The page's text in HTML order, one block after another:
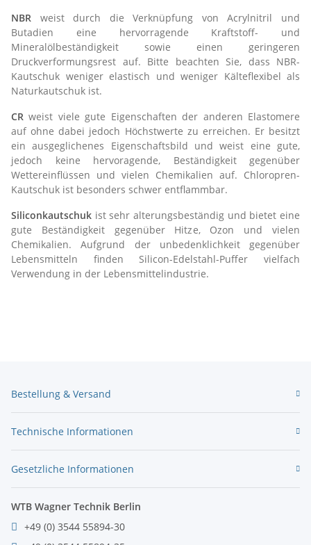
NBR weist durch die Verknüpfung von Acrylnitril und
Butadien eine hervorragende Kraftstoff- und
Mineralölbeständigkeit sowie einen geringeren
Druckverformungsrest auf. Bitte beachten Sie, dass NBR-
Kautschuk weniger elastisch und weniger Kälteflexibel als
Naturkautschuk ist.
CR weist viele gute Eigenschaften der anderen Elastomere
auf ohne dabei jedoch Höchstwerte zu erreichen. Er besitzt
ein ausgeglichenes Eigenschaftsbild und weist eine gute,
jedoch keine hervoragende, Beständigkeit gegenüber
Wettereinflüssen und vielen Chemikalien auf. Chloropren-
Kautschuk ist besonders schwer entflammbar.
Siliconkautschuk ist sehr alterungsbeständig und bietet eine
gute Beständigkeit gegenüber Hitze, Ozon und vielen
Chemikalien. Aufgrund der unbedenklichkeit gegenüber
Lebensmitteln finden Silicon-Edelstahl-Puffer vielfach
Verwendung in der Lebensmittelindustrie.
Bestellung & Versand
Technische Informationen
Gesetzliche Informationen
WTB Wagner Technik Berlin
+49 (0) 3544 55894-30